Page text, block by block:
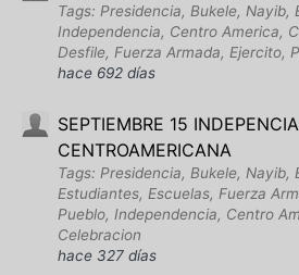
Tags: Presidencia, Bukele, Nayib,
Independencia, Centro America,
Desfile, Fuerza Armada, Ejercito,
hace 692 días
SEPTIEMBRE 15 INDEPENCIA
CENTROAMERICANA
Tags: Presidencia, Bukele, Nayib,
Estudiantes, Escuelas, Fuerza
Pueblo, Independencia, Centro
Celebracion
hace 327 días